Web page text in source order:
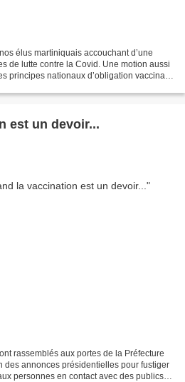
élus martiniquais accouchant d’une
de lutte contre la Covid. Une motion aussi
principes nationaux d’obligation vaccinale
est un devoir...
rassemblés aux portes de la Préfecture
des annonces présidentielles pour fustiger
personnes en contact avec des publics